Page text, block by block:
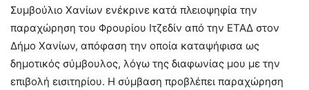
Συμβούλιο Χανίων ενέκρινε κατά πλειοψηφία την
παραχώρηση του Φρουρίου Ιτζεδίν από την ΕΤΑΔ στον
Δήμο Χανίων, απόφαση την οποία καταψήφισα ως
δημοτικός σύμβουλος, λόγω της διαφωνίας μου με την
επιβολή εισιτηρίου. Η σύμβαση προβλέπει παραχώρηση